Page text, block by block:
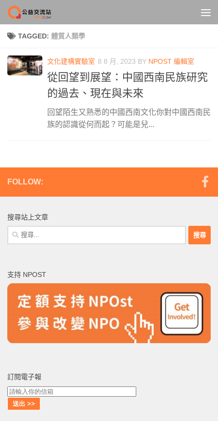
Skip to content
TAGGED: 體質人類學
文化建構實驗室 8 8 月, 2023 BY NPOST 編輯室
從回望到展望：中國西南民族研究
的過去、現在與未來
回望陌生又熟悉的中國西南文化你對中國西南民
族的認識從何而起？可能是兒...
FOLLOW:
搜尋站上文章
搜
尋
字:
支持 NPOST
訂閱電子報